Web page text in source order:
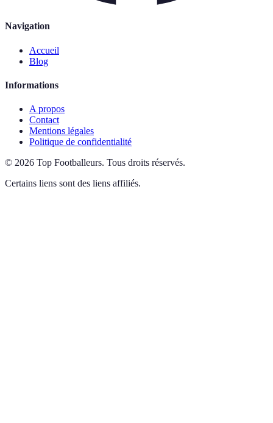
Navigation
Accueil
Blog
Informations
A propos
Contact
Mentions légales
Politique de confidentialité
© 2026 Top Footballeurs. Tous droits réservés.
Certains liens sont des liens affiliés.